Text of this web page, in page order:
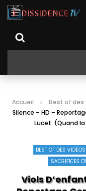
Accueil Best of des
Silence – HD –
Lucet. (Quand
BEST OF DES
SACRIFICES
Viols